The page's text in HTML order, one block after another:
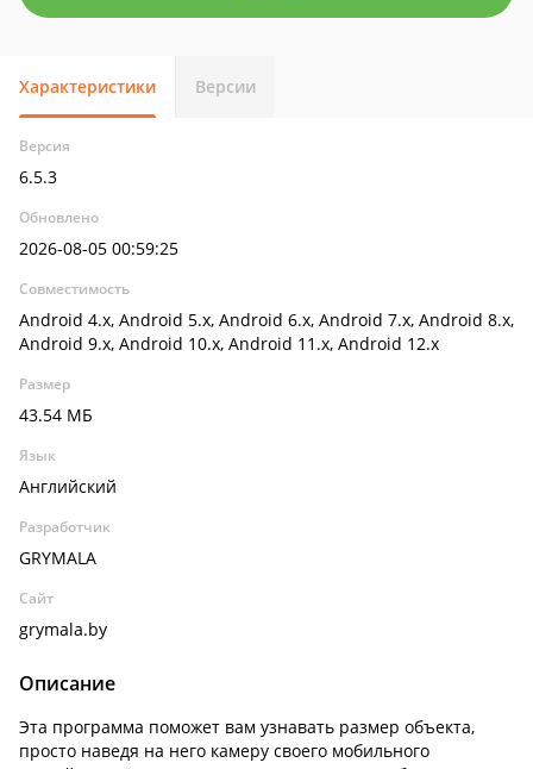
Характеристики Версии
Версия
6.5.3
Обновлено
2026-08-05 00:59:25
Совместимость
Android 4.x, Android 5.x, Android 6.x, Android 7.x, Android 8.x,
Android 9.x, Android 10.x, Android 11.x, Android 12.x
Размер
43.54 МБ
Язык
Английский
Разработчик
GRYMALA
Сайт
grymala.by
Описание
Эта программа поможет вам узнавать размер объекта,
просто наведя на него камеру своего мобильного